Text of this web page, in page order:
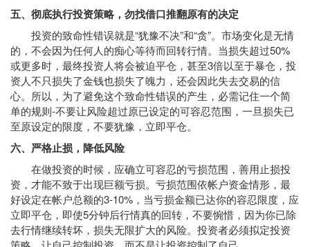
五、彻底执行投资策略，勿找借口推翻原有的决定
投资的致命性错误就是“犹豫不决”和“贪”。市场变化是无情
的，不会因为任何人的痴心等待而回转行情。当损失超过50%
或更多时，最终投资人将会被迫平仓，甚至3倍以至于暴仓，投
资人不只损失了金钱也损失了魄力，还会因此失去交易的信
心。所以，为了避免这个致命性错误的产生，必需记住一个简
单的规则-不要让风险超过原已设定的可容忍范围，一旦损失已
至原设定的限度，不要犹豫，立即平仓。
六、严格止损，降低风险
在做投资的时候，应确立可容忍的亏损范围，善用止损投
资，才能不致于出现巨额亏损。亏损范围依帐户资金情形，最
好设定在帐户总额的3-10%，当亏损金额已达你的容忍限度，应
立即平仓，即使5分钟后行情真的回转，不要惋惜，因为你已除
去行情继续转坏，损失无限扩大的风险。投资者必须拟定投资